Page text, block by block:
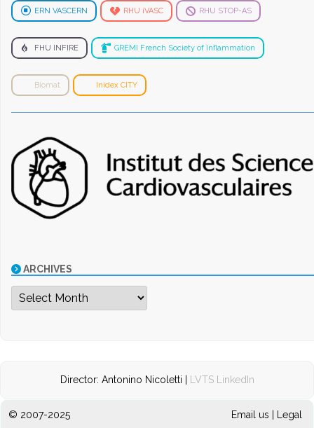
ERN VASCERN RHU iVASC RHU STOP-AS
FHU INFIRE GREMI French Society of Inflammation
Biomat Inidex CITY
ARCHIVES
Archives
Director: Antonino Nicoletti | LVTS LinkedIn
© 2007-2025 Email us Legal